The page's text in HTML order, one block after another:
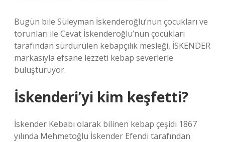
Bugün bile Süleyman İskenderoğlu’nun çocukları ve
torunları ile Cevat İskenderoğlu’nun çocukları
tarafından sürdürülen kebapçılık mesleği, İSKENDER
markasıyla efsane lezzeti kebap severlerle
buluşturuyor.
İskenderi’yi kim keşfetti?
İskender Kebabı olarak bilinen kebap çeşidi 1867
yılında Mehmetoğlu İskender Efendi tarafından